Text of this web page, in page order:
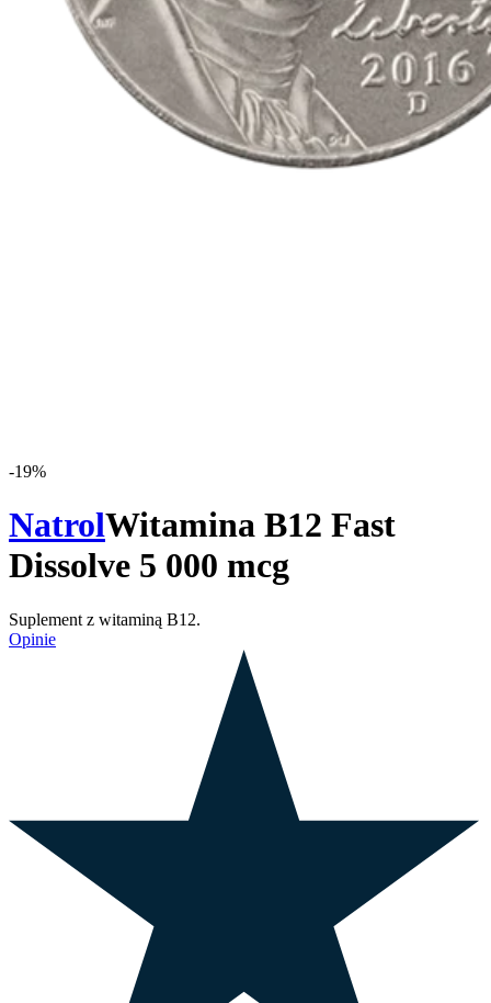
-19%
NatrolWitamina B12 Fast
Dissolve 5 000 mcg
Suplement z witaminą B12.
Opinie